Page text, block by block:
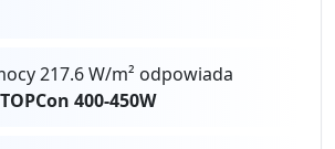
217.6 W/m² odpowiada
TOPCon 400-450W